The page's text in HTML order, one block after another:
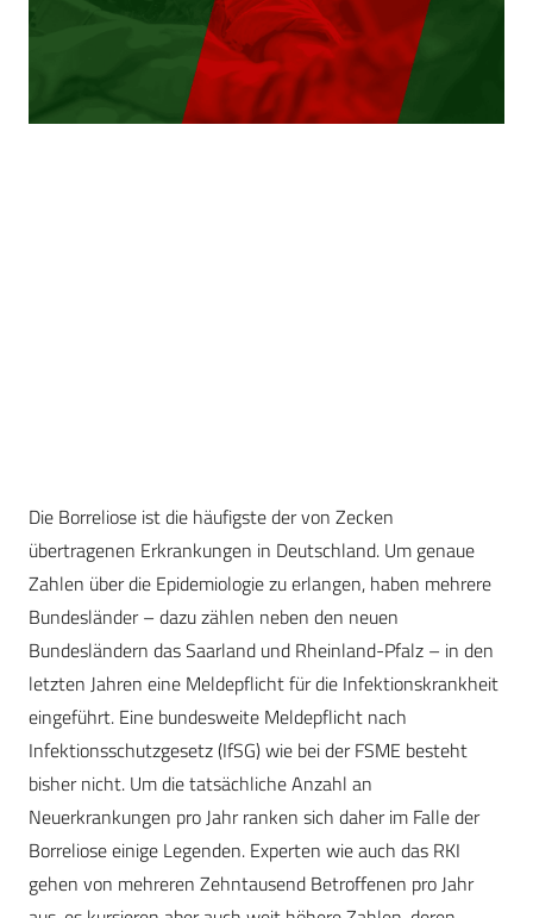
Die Borreliose ist die häufigste der von Zecken
übertragenen Erkrankungen in Deutschland. Um genaue
Zahlen über die Epidemiologie zu erlangen, haben mehrere
Bundesländer – dazu zählen neben den neuen
Bundesländern das Saarland und Rheinland-Pfalz – in den
letzten Jahren eine Meldepflicht für die Infektionskrankheit
eingeführt. Eine bundesweite Meldepflicht nach
Infektionsschutzgesetz (IfSG) wie bei der FSME besteht
bisher nicht. Um die tatsächliche Anzahl an
Neuerkrankungen pro Jahr ranken sich daher im Falle der
Borreliose einige Legenden. Experten wie auch das RKI
gehen von mehreren Zehntausend Betroffenen pro Jahr